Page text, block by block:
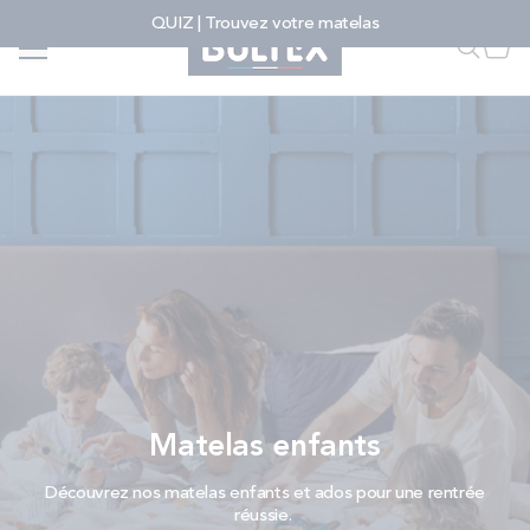
QUIZ | Trouvez votre matelas
Faire
FAIRE UNE RECHERCHE
ENSEMBLES
ACCESSOIRES
SOMMIERS
Matelas enfants
Découvrez nos matelas enfants et ados pour une rentrée
réussie.